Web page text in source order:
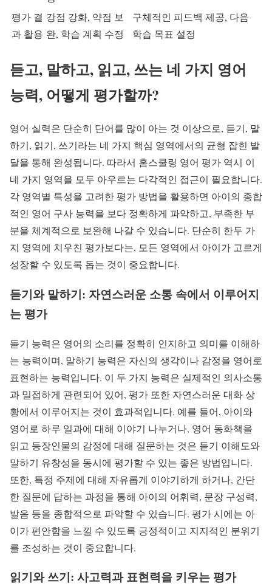
평가 결
과 활용
강점 강화, 약점 보
완, 학습 계획 수정
구체적인 피드백 제공, 다음
학습 목표 설정
듣고, 말하고, 읽고, 쓰는 네 가지 영어
능력, 어떻게 평가할까?
영어 실력은 단순히 단어를 많이 아는 것 이상으로, 듣기, 말
하기, 읽기, 쓰기라는 네 가지 핵심 영역에서의 균형 잡힌 발
달을 통해 완성됩니다. 따라서 홈스쿨링 영어 평가 역시 이
네 가지 영역을 모두 아우르는 다각적인 접근이 필요합니다.
각 영역별 특성을 고려한 평가 방법을 활용하면 아이의 종합
적인 영어 구사 능력을 보다 정확하게 파악하고, 부족한 부
분을 체계적으로 보완해 나갈 수 있습니다. 단순히 한두 가
지 영역에 치우친 평가보다는, 모든 영역에서 아이가 고르게
성장할 수 있도록 돕는 것이 중요합니다.
듣기와 말하기: 자연스러운 소통 속에서 이루어지
는 평가
듣기 능력은 영어의 소리를 정확히 인지하고 의미를 이해하
는 능력이며, 말하기 능력은 자신의 생각이나 감정을 영어로
표현하는 능력입니다. 이 두 가지 능력은 실제적인 의사소통
과 밀접하게 관련되어 있어, 평가 또한 자연스러운 대화 상
황에서 이루어지는 것이 효과적입니다. 예를 들어, 아이와
영어로 하루 일과에 대해 이야기 나누거나, 영어 동화책을
읽고 등장인물의 감정에 대해 질문하는 것은 듣기 이해도와
말하기 유창성을 동시에 평가할 수 있는 좋은 방법입니다.
또한, 특정 주제에 대해 자유롭게 이야기하게 하거나, 간단
한 질문에 답하는 과정을 통해 아이의 어휘력, 문장 구성력,
발음 등을 종합적으로 파악할 수 있습니다. 평가 시에는 아
이가 편안함을 느낄 수 있도록 긍정적이고 지지적인 분위기
를 조성하는 것이 중요합니다.
읽기와 쓰기: 사고력과 표현력을 키우는 평가